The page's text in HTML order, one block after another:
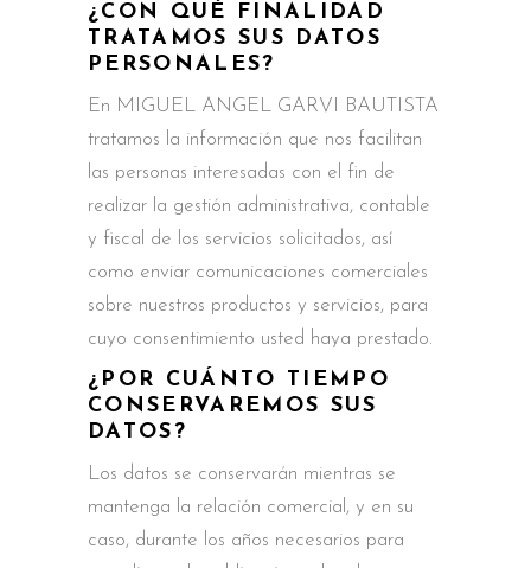
¿CON QUÉ FINALIDAD
TRATAMOS SUS DATOS
PERSONALES?
En MIGUEL ANGEL GARVI BAUTISTA
tratamos la información que nos facilitan
las personas interesadas con el fin de
realizar la gestión administrativa, contable
y fiscal de los servicios solicitados, así
como enviar comunicaciones comerciales
sobre nuestros productos y servicios, para
cuyo consentimiento usted haya prestado.
¿POR CUÁNTO TIEMPO
CONSERVAREMOS SUS
DATOS?
Los datos se conservarán mientras se
mantenga la relación comercial, y en su
caso, durante los años necesarios para